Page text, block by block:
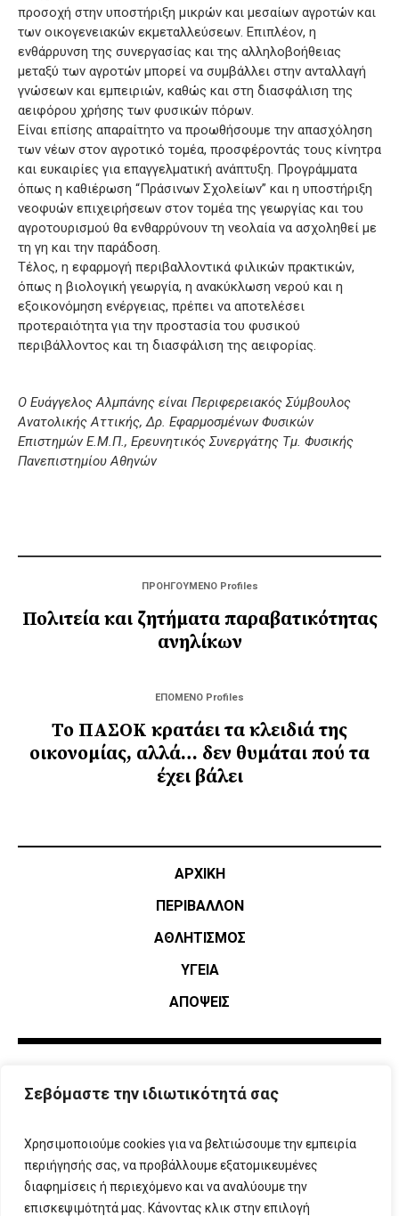
Σεβόμαστε την ιδιωτικότητά σας
Χρησιμοποιούμε cookies για να βελτιώσουμε την εμπειρία
περιήγησής σας, να προβάλλουμε εξατομικευμένες
διαφημίσεις ή περιεχόμενο και να αναλύουμε την
επισκεψιμότητά μας. Κάνοντας κλικ στην επιλογή
προσοχή στην υποστήριξη μικρών και μεσαίων αγροτών και
των οικογενειακών εκμεταλλεύσεων. Επιπλέον, η
ενθάρρυνση της συνεργασίας και της αλληλοβοήθειας
μεταξύ των αγροτών μπορεί να συμβάλλει στην ανταλλαγή
γνώσεων και εμπειριών, καθώς και στη διασφάλιση της
αειφόρου χρήσης των φυσικών πόρων.
Είναι επίσης απαραίτητο να προωθήσουμε την απασχόληση
των νέων στον αγροτικό τομέα, προσφέροντάς τους κίνητρα
και ευκαιρίες για επαγγελματική ανάπτυξη. Προγράμματα
όπως η καθιέρωση “Πράσινων Σχολείων” και η υποστήριξη
νεοφυών επιχειρήσεων στον τομέα της γεωργίας και του
αγροτουρισμού θα ενθαρρύνουν τη νεολαία να ασχοληθεί με
τη γη και την παράδοση.
Τέλος, η εφαρμογή περιβαλλοντικά φιλικών πρακτικών,
όπως η βιολογική γεωργία, η ανακύκλωση νερού και η
εξοικονόμηση ενέργειας, πρέπει να αποτελέσει
προτεραιότητα για την προστασία του φυσικού
περιβάλλοντος και τη διασφάλιση της αειφορίας.
Ο Ευάγγελος Αλμπάνης είναι Περιφερειακός Σύμβουλος
Ανατολικής Αττικής, Δρ. Εφαρμοσμένων Φυσικών
Επιστημών Ε.Μ.Π., Ερευνητικός Συνεργάτης Τμ. Φυσικής
Πανεπιστημίου Αθηνών
ΠΡΟΗΓΟΥΜΕΝΟ Profiles
Πολιτεία και ζητήματα παραβατικότητας
ανηλίκων
ΕΠΟΜΕΝΟ Profiles
Το ΠΑΣΟΚ κρατάει τα κλειδιά της
οικονομίας, αλλά… δεν θυμάται πού τα
έχει βάλει
ΑΡΧΙΚΗ
ΠΕΡΙΒΑΛΛΟΝ
ΑΘΛΗΤΙΣΜΌΣ
ΥΓΕΙΑ
ΑΠΟΨΕΙΣ